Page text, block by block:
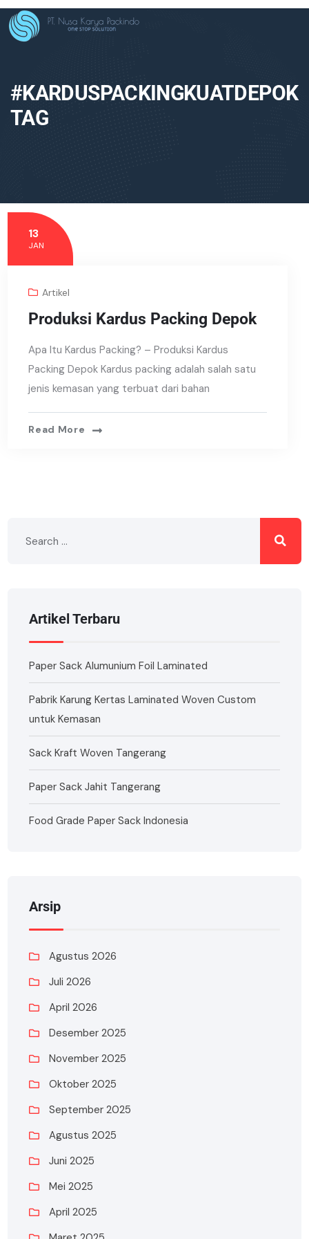
#KARDUSPACKINGKUATDEPOK
TAG
13
JAN
Artikel
Produksi Kardus Packing Depok
Apa Itu Kardus Packing? – Produksi Kardus
Packing Depok Kardus packing adalah salah satu
jenis kemasan yang terbuat dari bahan
Read More
Artikel Terbaru
Paper Sack Alumunium Foil Laminated
Pabrik Karung Kertas Laminated Woven Custom
untuk Kemasan
Sack Kraft Woven Tangerang
Paper Sack Jahit Tangerang
Food Grade Paper Sack Indonesia
Arsip
Agustus 2026
Juli 2026
April 2026
Desember 2025
November 2025
Oktober 2025
September 2025
Agustus 2025
Juni 2025
Mei 2025
April 2025